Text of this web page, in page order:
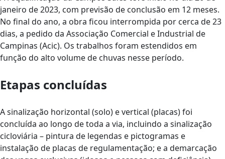
janeiro de 2023, com previsão de conclusão em 12 meses.
No final do ano, a obra ficou interrompida por cerca de 23
dias, a pedido da Associação Comercial e Industrial de
Campinas (Acic). Os trabalhos foram estendidos em
função do alto volume de chuvas nesse período.
Etapas concluídas
A sinalização horizontal (solo) e vertical (placas) foi
concluída ao longo de toda a via, incluindo a sinalização
cicloviária – pintura de legendas e pictogramas e
instalação de placas de regulamentação; e a demarcação